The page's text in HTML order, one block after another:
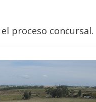
proceso concursal.